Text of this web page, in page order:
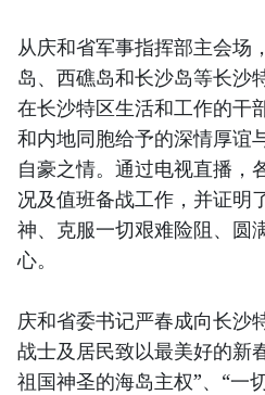
从庆和省军事指挥部主会场
岛、西礁岛和长沙岛等长沙
在长沙特区生活和工作的干
和内地同胞给予的深情厚谊
自豪之情。通过电视直播，
况及值班备战工作，并证明
神、克服一切艰难险阻、圆
心。
庆和省委书记严春成向长沙
战士及居民致以最美好的新
祖国神圣的海岛主权”、“一